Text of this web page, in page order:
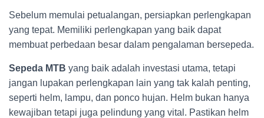
Sebelum memulai petualangan, persiapkan perlengkapan
yang tepat. Memiliki perlengkapan yang baik dapat
membuat perbedaan besar dalam pengalaman bersepeda.
Sepeda MTB yang baik adalah investasi utama, tetapi
jangan lupakan perlengkapan lain yang tak kalah penting,
seperti helm, lampu, dan ponco hujan. Helm bukan hanya
kewajiban tetapi juga pelindung yang vital. Pastikan helm